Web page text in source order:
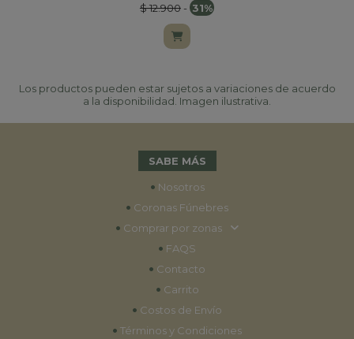
$ 12.900- 31%
Los productos pueden estar sujetos a variaciones de acuerdo
a la disponibilidad. Imagen ilustrativa.
SABE MÁS
• Nosotros
• Coronas Fúnebres
• Comprar por zonas
• FAQS
• Contacto
• Carrito
• Costos de Envío
• Términos y Condiciones